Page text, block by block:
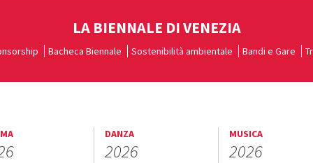
LA BIENNALE DI VENEZIA
Bacheca Biennale Sostenibilità ambientale Bandi e Gare
DANZA
2026
MUSICA
2026